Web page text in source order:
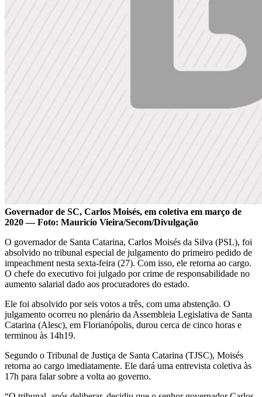
Governador de SC, Carlos Moisés, em coletiva em março de
2020 — Foto: Mauricio Vieira/Secom/Divulgação
O governador de Santa Catarina, Carlos Moisés da Silva (PSL), foi
absolvido no tribunal especial de julgamento do primeiro pedido de
impeachment nesta sexta-feira (27). Com isso, ele retorna ao cargo.
O chefe do executivo foi julgado por crime de responsabilidade no
aumento salarial dado aos procuradores do estado.
Ele foi absolvido por seis votos a três, com uma abstenção. O
julgamento ocorreu no plenário da Assembleia Legislativa de Santa
Catarina (Alesc), em Florianópolis, durou cerca de cinco horas e
terminou às 14h19.
Segundo o Tribunal de Justiça de Santa Catarina (TJSC), Moisés
retorna ao cargo imediatamente. Ele dará uma entrevista coletiva às
17h para falar sobre a volta ao governo.